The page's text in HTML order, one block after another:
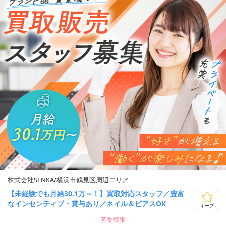
株式会社SENKA/横浜市鶴見区周辺エリア
【未経験でも月給30.1万～！】買取対応スタッフ／豊富
なインセンティブ・賞与あり／ネイル＆ピアスOK
キープ
募集情報